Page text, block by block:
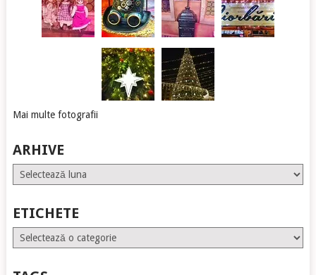
Mai multe fotografii
ARHIVE
Arhive
ETICHETE
Etichete